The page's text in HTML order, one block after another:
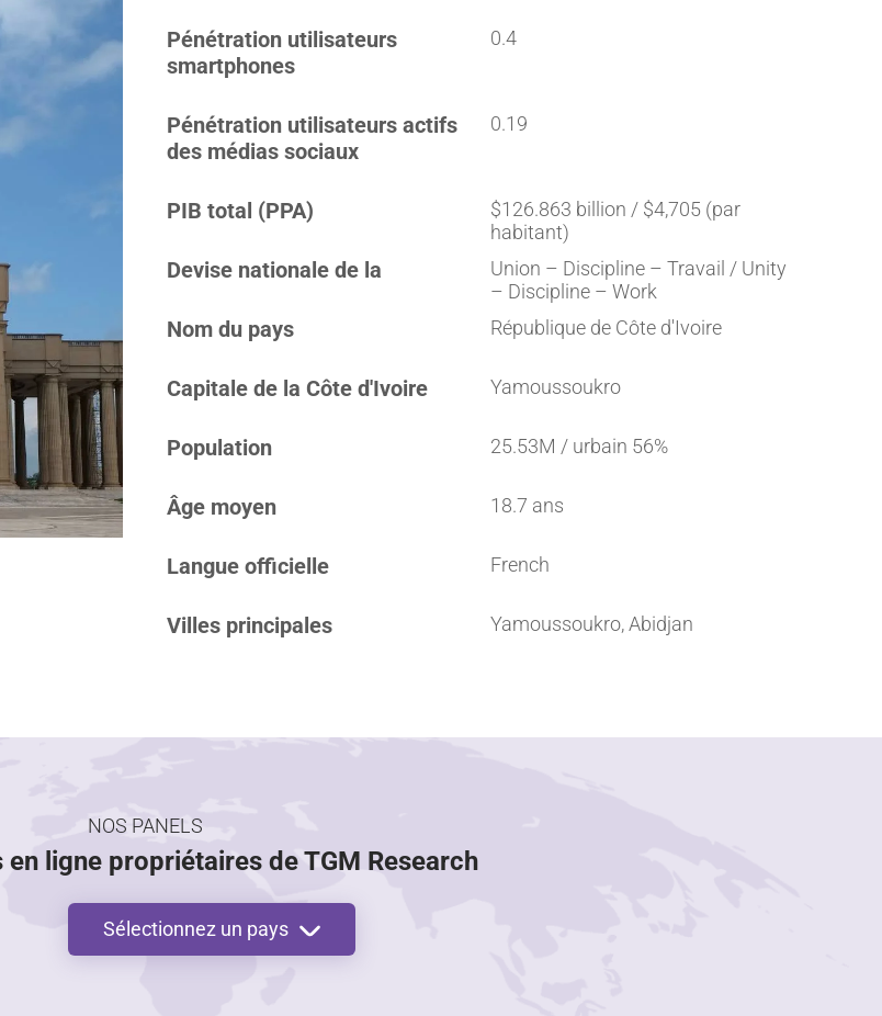
Pénétration utilisateurs
smartphones
0.4
Pénétration utilisateurs actifs
des médias sociaux
0.19
PIB total (PPA)
$126.863 billion / $4,705 (par
habitant)
Devise nationale de la
Union – Discipline – Travail / Unity
– Discipline – Work
Nom du pays République de Côte d'Ivoire
Capitale de la Côte d'Ivoire Yamoussoukro
Population 25.53M / urbain 56%
Âge moyen 18.7 ans
Langue officielle French
Villes principales Yamoussoukro, Abidjan
NOS PANELS
en ligne propriétaires de TGM Research
Sélectionnez un pays